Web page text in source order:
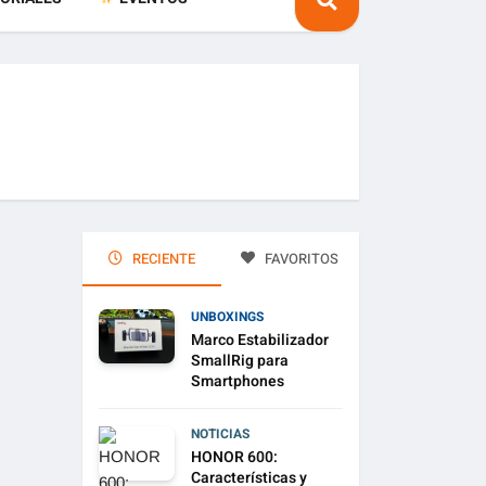
RECIENTE FAVORITOS
UNBOXINGS
Marco Estabilizador
SmallRig para
Smartphones
NOTICIAS
HONOR 600:
Características y